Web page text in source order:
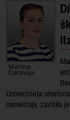
Univerziteta
nameštaja, završila